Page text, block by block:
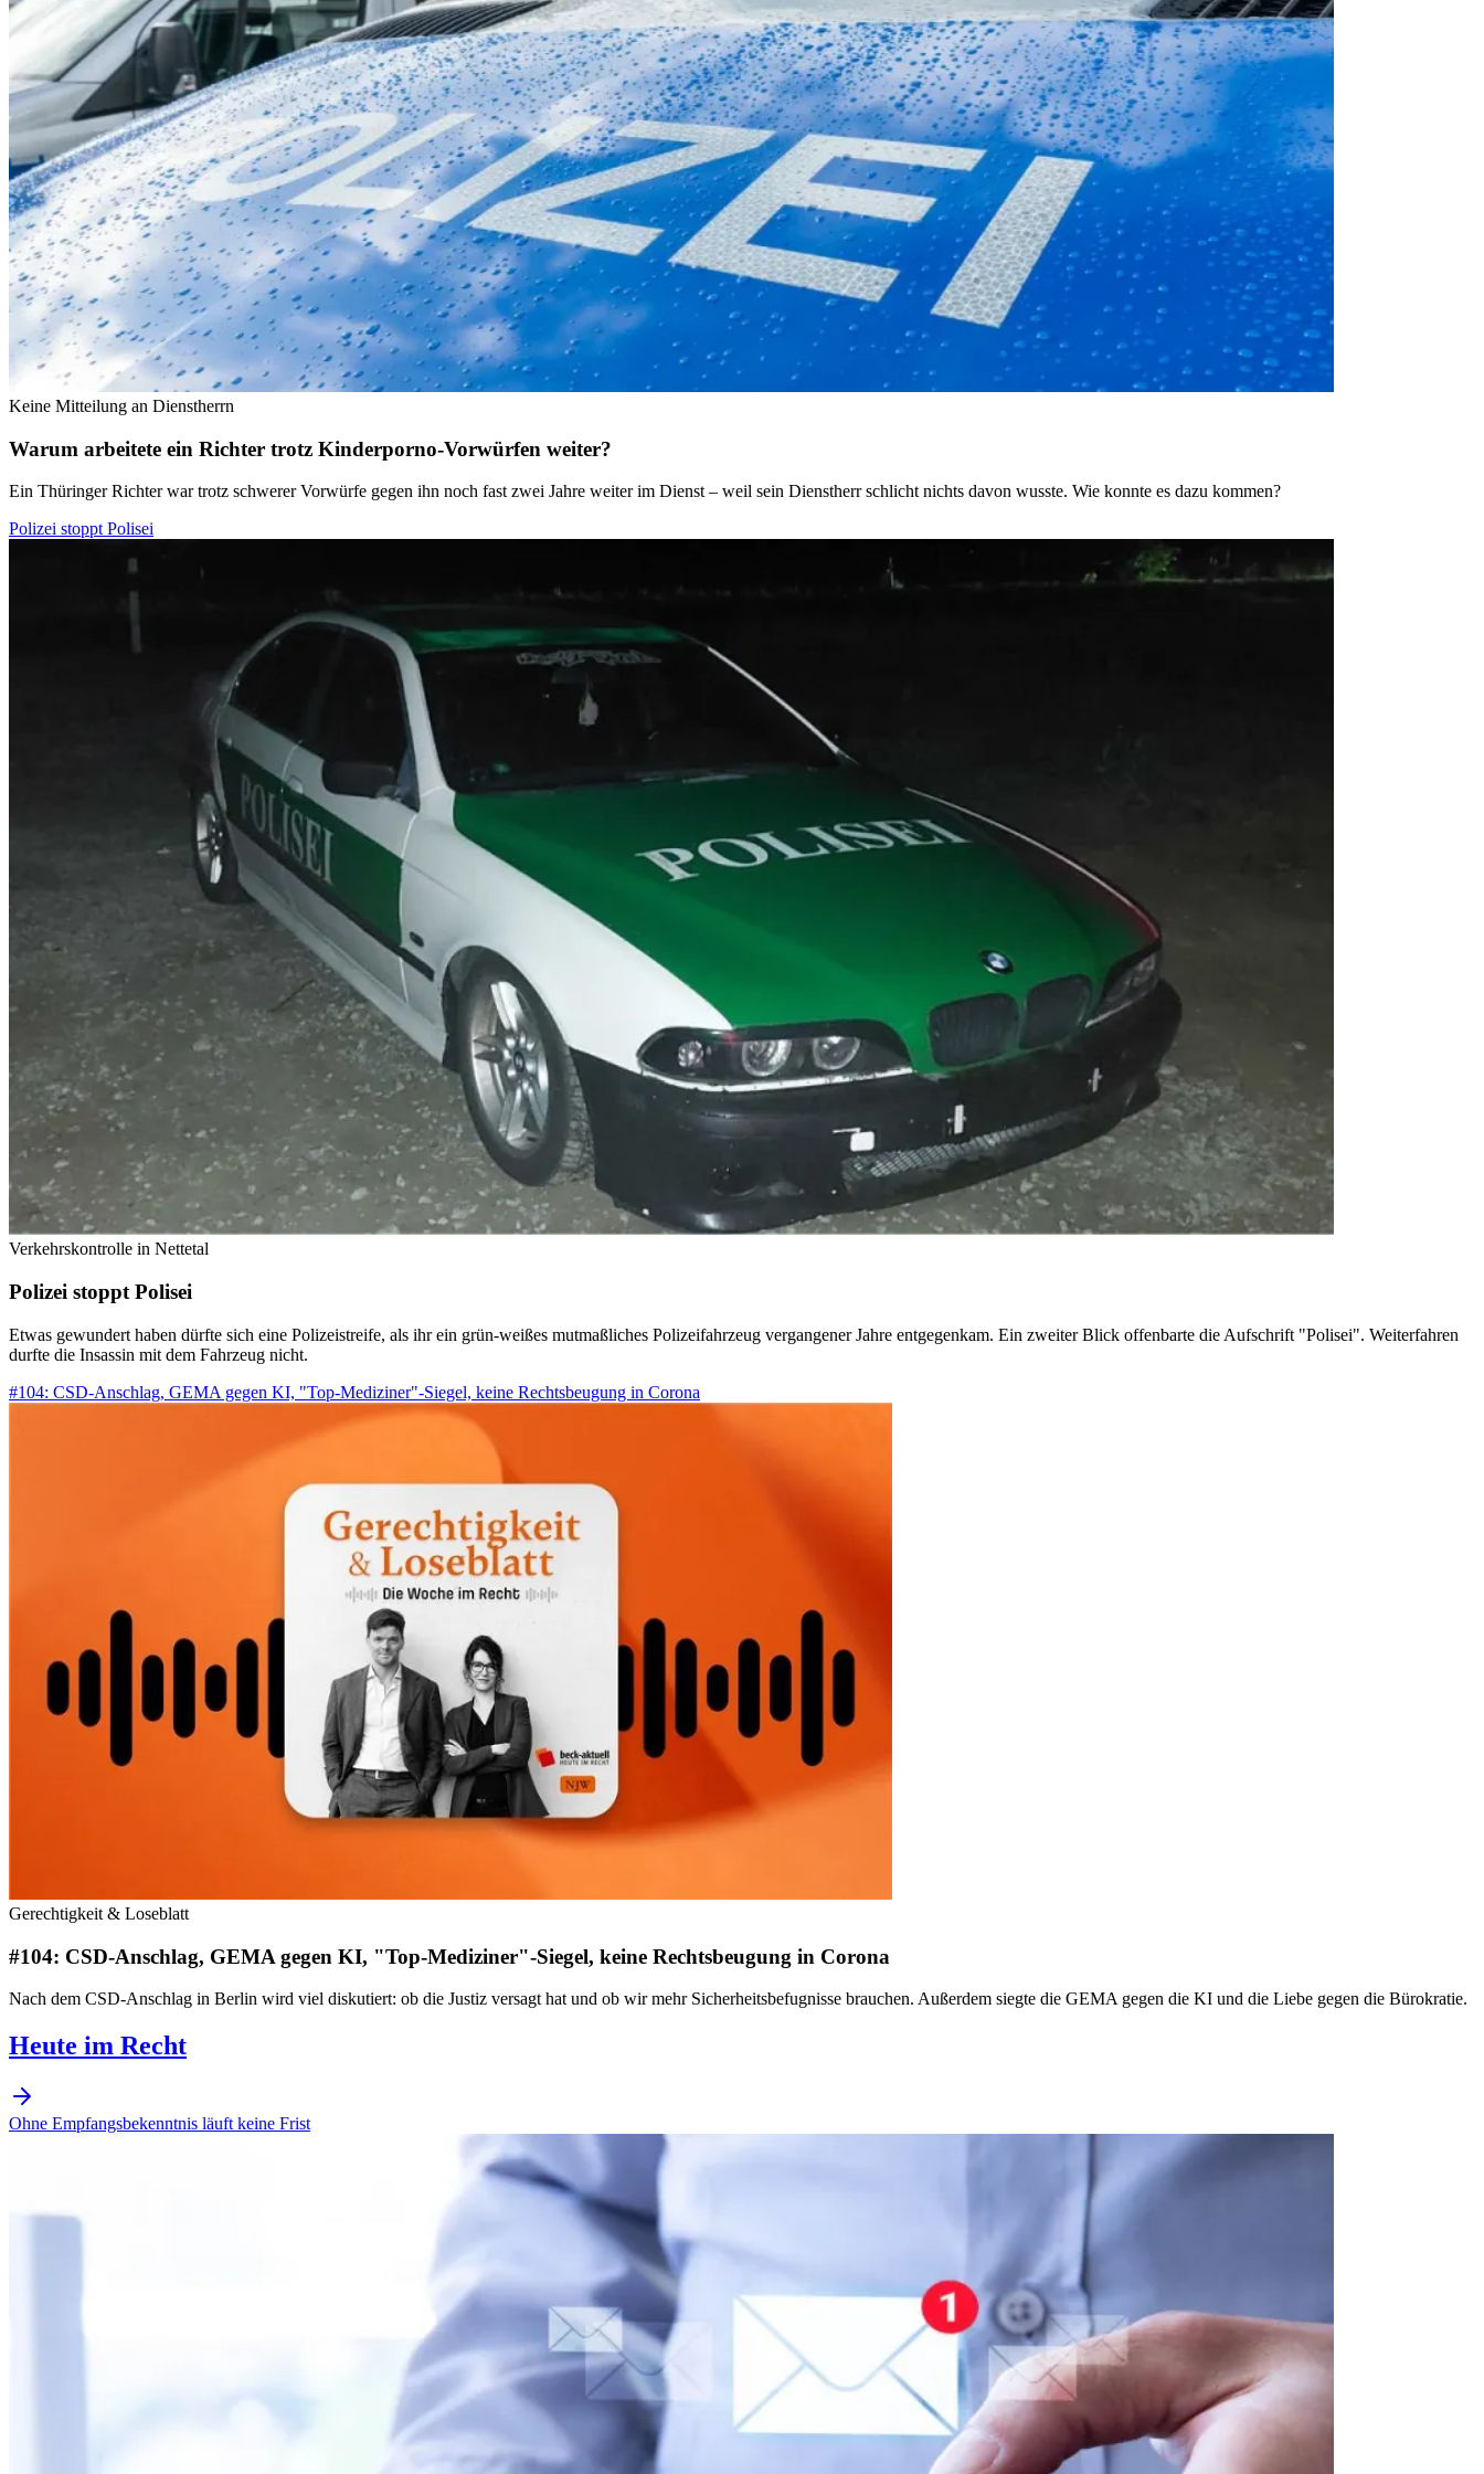
Keine Mitteilung an Dienstherrn
Warum arbeitete ein Richter trotz Kinderporno-Vorwürfen weiter?
Ein Thüringer Richter war trotz schwerer Vorwürfe gegen ihn noch fast zwei Jahre weiter im Dienst – weil sein Dienstherr schlicht nichts davon wusste. Wie konnte es dazu kommen?
Polizei stoppt Polisei
Verkehrskontrolle in Nettetal
Polizei stoppt Polisei
Etwas gewundert haben dürfte sich eine Polizeistreife, als ihr ein grün-weißes mutmaßliches Polizeifahrzeug vergangener Jahre entgegenkam. Ein zweiter Blick offenbarte die Aufschrift "Polisei". Weiterfahren
durfte die Insassin mit dem Fahrzeug nicht.
#104: CSD-Anschlag, GEMA gegen KI, "Top-Mediziner"-Siegel, keine Rechtsbeugung in Corona
Gerechtigkeit & Loseblatt
#104: CSD-Anschlag, GEMA gegen KI, "Top-Mediziner"-Siegel, keine Rechtsbeugung in Corona
Nach dem CSD-Anschlag in Berlin wird viel diskutiert: ob die Justiz versagt hat und ob wir mehr Sicherheitsbefugnisse brauchen. Außerdem siegte die GEMA gegen die KI und die Liebe gegen die Bürokratie.
Heute im Recht
Ohne Empfangsbekenntnis läuft keine Frist